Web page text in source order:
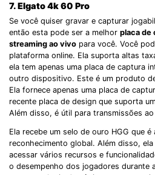
7. Elgato 4k 60 Pro
Se você quiser gravar e capturar
então esta pode ser a melhor placa de
streaming ao vivo para você. Você
plataforma online. Ela suporta altas
ela tem apenas uma placa de captura
outro dispositivo. Este é um produto
Ela fornece apenas uma placa de
recente placa de design que suporta
Além disso, é útil para transmissões
Ela recebe um selo de ouro HGG que
reconhecimento global. Além disso,
acessar vários recursos e
o desempenho dos jogadores durante